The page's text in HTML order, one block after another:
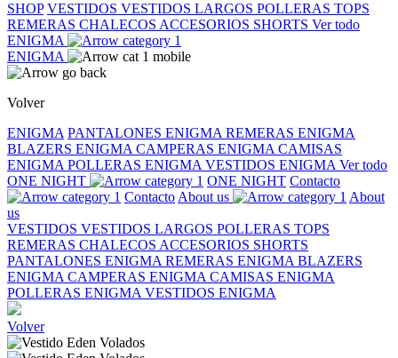
SHOP VESTIDOS VESTIDOS LARGOS POLLERAS TOPS
REMERAS CHALECOS ACCESORIOS SHORTS Ver todo
ENIGMA
ENIGMA
Volver
ENIGMA PANTALONES ENIGMA REMERAS ENIGMA
BLAZERS ENIGMA CAMPERAS ENIGMA CAMISAS
ENIGMA POLLERAS ENIGMA VESTIDOS ENIGMA Ver todo
ONE NIGHT
ONE NIGHT Contacto
Contacto About us
About
us
VESTIDOS VESTIDOS LARGOS POLLERAS TOPS
REMERAS CHALECOS ACCESORIOS SHORTS
PANTALONES ENIGMA REMERAS ENIGMA BLAZERS
ENIGMA CAMPERAS ENIGMA CAMISAS ENIGMA
POLLERAS ENIGMA VESTIDOS ENIGMA
Volver